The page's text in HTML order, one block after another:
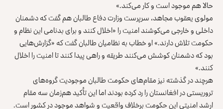
حالا هم موجود است و کار می‌کند.»
مولوی یعقوب مجاهد، سرپرست وزارت دفاع طالبان هم گفت که دشمنان
داخلی و خارجی می‌کوشند امنیت را «اخلال کنند و برای بدنامی این نظام و
حکومت تلاش دارند.» او خطاب به نظامیان طالبان گفت که «گزارش‌هایی
بود که دشمنان کوشش می‌کنند طریقه و راهی پیدا کنند تا امنیت را اخلال
کنند.»
هرچند در گذشته نیز مقام‌های حکومت طالبان موجودیت گروه‌های
تروریستی در افغانستان را رد کرده بودند اما این تأکید هم‌زمان سه مقام
ارشد امنیتی این حکومت برخلاف واقعیت و شواهد موجود در کشور است.